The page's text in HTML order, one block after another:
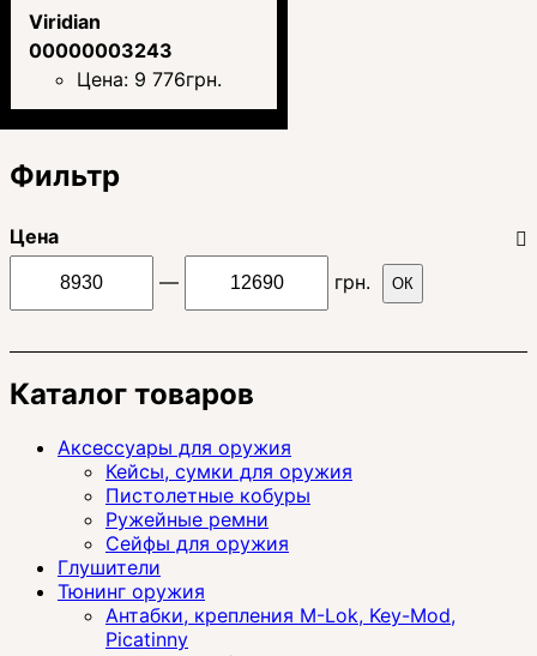
Viridian
00000003243
Цена: 9 776грн.
Фильтр
Цена
—
грн. ОК
Каталог товаров
Аксессуары для оружия
Кейсы, сумки для оружия
Пистолетные кобуры
Ружейные ремни
Сейфы для оружия
Глушители
Тюнинг оружия
Антабки, крепления M-Lok, Key-Mod,
Picatinny